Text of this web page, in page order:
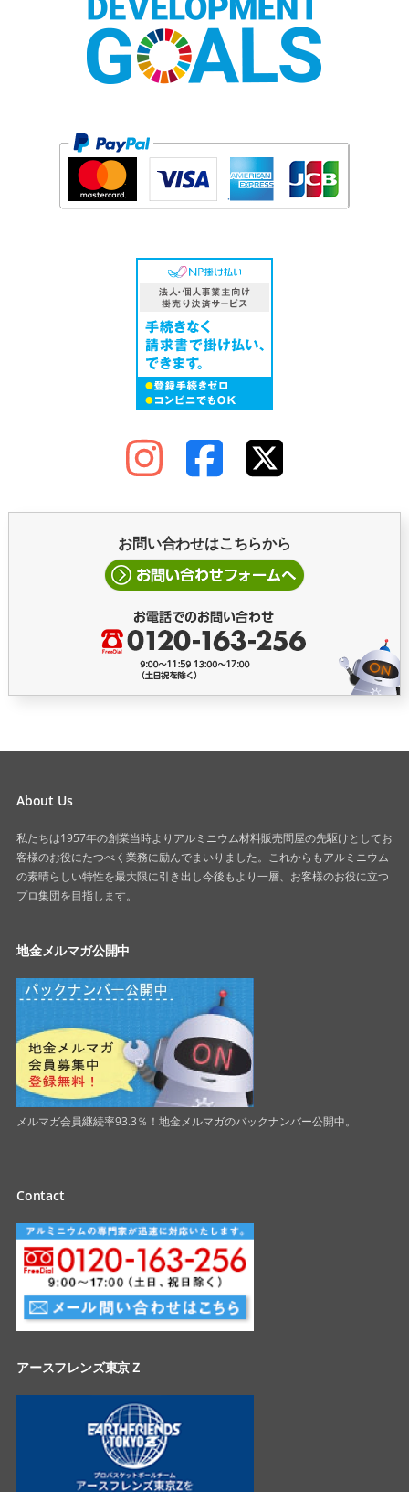
お問い合わせはこちらから
About Us
私たちは1957年の創業当時よりアルミニウム材料販売問屋の先駆けとしてお
客様のお役にたつべく業務に励んでまいりました。これからもアルミニウム
の素晴らしい特性を最大限に引き出し今後もより一層、お客様のお役に立つ
プロ集団を目指します。
地金メルマガ公開中
メルマガ会員継続率93.3％！地金メルマガのバックナンバー公開中。
Contact
アースフレンズ東京Ｚ